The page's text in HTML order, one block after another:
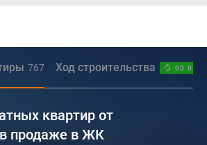
767 Ход строительства
квартир от
продаже в ЖК